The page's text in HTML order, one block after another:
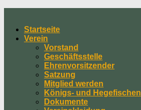
contentStartseite
Verein
Vorstand
Geschäftsstelle
Ehrenvorsitzender
Satzung
Mitglied werden
Königs- und Hegefischen
Dokumente